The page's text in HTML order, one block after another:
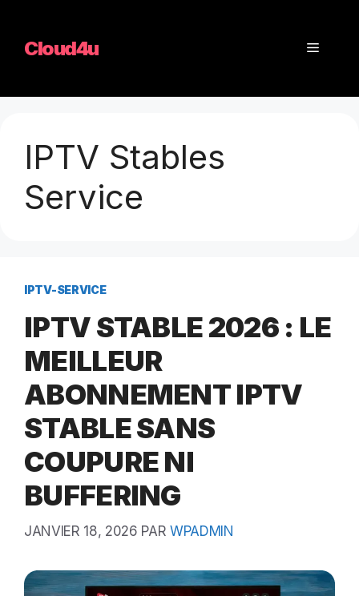
contenuCloud4u Menu
IPTV Stables
Service
IPTV-SERVICE
IPTV STABLE 2026 : LE
MEILLEUR
ABONNEMENT IPTV
STABLE SANS
COUPURE NI
BUFFERING
JANVIER 18, 2026 PAR WPADMIN